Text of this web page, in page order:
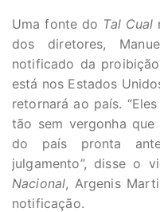
Uma fonte do Tal Cual
dos diretores,
notificado da
está nos Estados
retornará ao país.
tão sem vergonha
do país pronta
julgamento”, disse o
Nacional, Argenis
notificação.